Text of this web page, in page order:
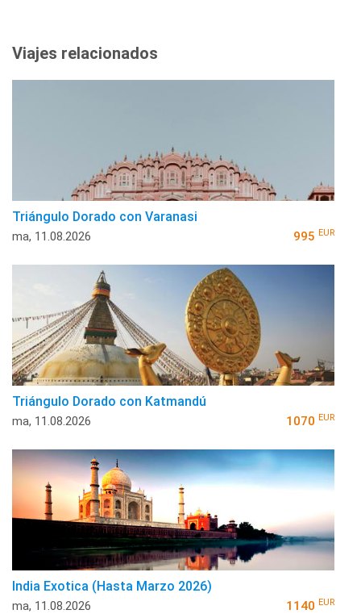
Viajes relacionados
Triángulo Dorado con Varanasi
ma, 11.08.2026 995 EUR
Triángulo Dorado con Katmandú
ma, 11.08.2026 1070 EUR
India Exotica (Hasta Marzo 2026)
ma, 11.08.2026 1140 EUR